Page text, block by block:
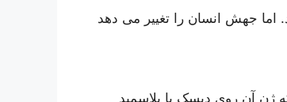
اما جهش انسان را تغییر می دهد
ژن آن روی دیسک یا پلاسمید